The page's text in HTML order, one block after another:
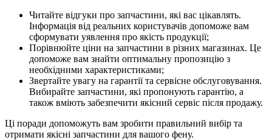
Читайте відгуки про запчастини, які вас цікавлять.
Інформація від реальних користувачів допоможе вам
сформувати уявлення про якість продукції;
Порівнюйте ціни на запчастини в різних магазинах. Це
допоможе вам знайти оптимальну пропозицію з
необхідними характеристиками;
Звертайте увагу на гарантії та сервісне обслуговування.
Вибирайте запчастини, які пропонують гарантію, а
також вміють забезпечити якісний сервіс після продажу.
Ці поради допоможуть вам зробити правильний вибір та
отримати якісні запчастини для вашого фену.